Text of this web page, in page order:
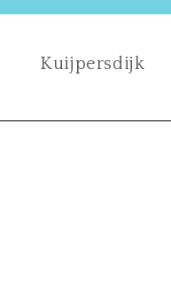
Kuijpersdijk